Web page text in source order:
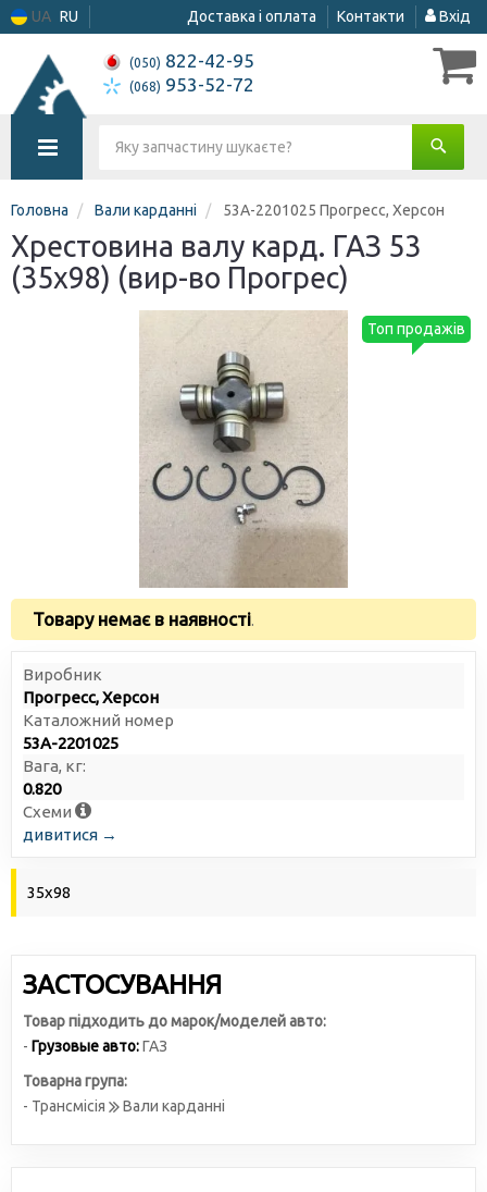
UA RU Доставка і оплата Контакти Вхід
(050) 822-42-95
(068) 953-52-72
Головна Вали карданні 53А-2201025 Прогресс, Херсон
Хрестовина валу кард. ГАЗ 53
(35х98) (вир-во Прогрес)
Топ продажів
Товару немає в наявності.
Виробник
Прогресс, Херсон
Каталожний номер
53А-2201025
Вага, кг:
0.820
Схеми
дивитися →
35х98
ЗАСТОСУВАННЯ
Товар підходить до марок/моделей авто:
- Грузовые авто:ГАЗ
Товарна група:
- Трансмісія
Вали карданні